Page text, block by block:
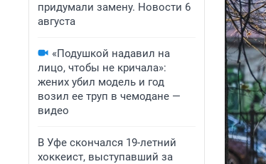
придумали замену. Новости 6
августа
«Подушкой надавил на
лицо, чтобы не кричала»:
жених убил модель и год
возил ее труп в чемодане —
видео
В Уфе скончался 19-летний
хоккеист, выступавший за